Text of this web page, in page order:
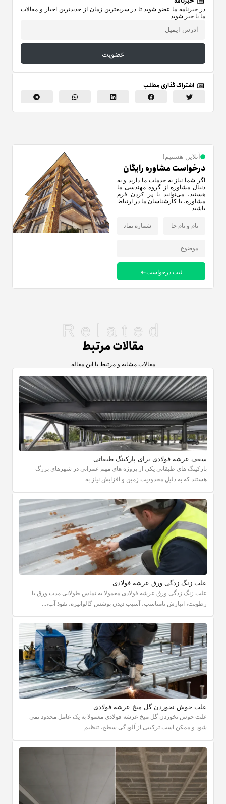
در خبرنامه ما عضو شوید تا در سریعترین زمان از جدیدترین اخبار و مقالات
ما با خبر شوید.
عضویت
اشتراک گذاری مطلب
آنلاین هستیم!
درخواست مشاوره رایگان
اگر شما نیاز به خدمات ما دارید و به
دنبال مشاوره از گروه مهندسی ما
هستید، می‌توانید با پر کردن فرم
مشاوره، با کارشناسان ما در ارتباط
باشید.
ثبت درخواست
Related
مقالات مرتبط
مقالات مشابه و مرتبط با این مقاله
سقف عرشه فولادی برای پارکینگ طبقاتی
پارکینگ های طبقاتی یکی از پروژه های مهم عمرانی در شهرهای بزرگ
هستند که به دلیل محدودیت زمین و افزایش نیاز به...
علت زنگ زدگی ورق عرشه فولادی
علت زنگ زدگی ورق عرشه فولادی معمولا به تماس طولانی مدت ورق با
رطوبت، انبارش نامناسب، آسیب دیدن پوشش گالوانیزه، نفوذ آب،...
علت جوش نخوردن گل میخ عرشه فولادی
علت جوش نخوردن گل میخ عرشه فولادی معمولا به یک عامل محدود نمی
شود و ممکن است ترکیبی از آلودگی سطح، تنظیم...